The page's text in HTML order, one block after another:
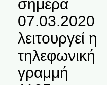
σήμερα
07.03.2020
λειτουργεί η
τηλεφωνική
γραμμή